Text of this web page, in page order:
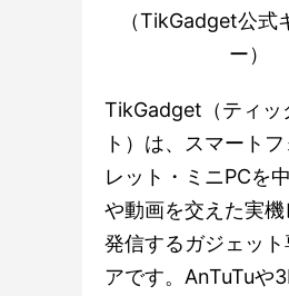
（TikGadget公式
ー）
TikGadget（ティッ
ト）は、スマート
レット・ミニPCを
や動画を交えた実
発信するガジェット
アです。AnTuTuや